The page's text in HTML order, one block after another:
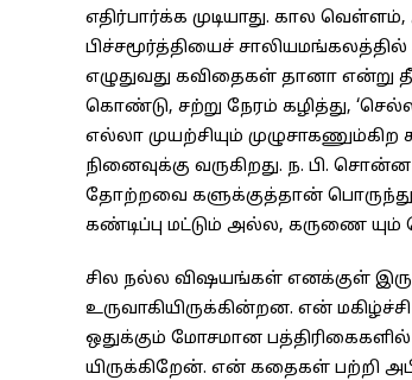
எதிர்பார்க்க முடியாது. கால
பிச்சமூர்த்தியைச்
எழுதுவது கவிதைகள் தானா என்று
கொண்டு, சற்று நேரம் கழித்து,
எல்லா முயற்சியும்
நினைவுக்கு வருகிறது. ந. பி.
தோற்றவை களுக்குத்தான்
கண்டிப்பு மட்டும் அல்ல, கருணை
சில நல்ல விஷயங்கள் எனக்குள்
உருவாகியிருக்கின்றன. என்
ஒதுக்கும் மோசமான பத்திரிகைகளில்
யிருக்கிறேன். என் கதைகள் பற்றி